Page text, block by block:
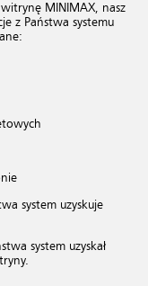
MINIMAX, nasz
z Państwa systemu
system uzyskuje
system uzyskał